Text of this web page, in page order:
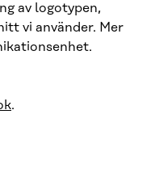
av logotypen,
vi använder. Mer
.